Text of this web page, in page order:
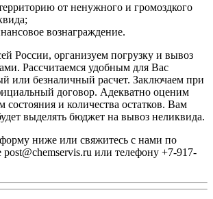
от ненужного и громоздкого
вознаграждение.
России, организуем погрузку и вывоз
Рассчитаемся удобным для Вас
или безналичный расчет. Заключаем при
договор. Адекватно оценим
состояния и количества остатков. Вам
выделять бюджет на вывоз неликвида.
ниже или свяжитесь с нами по
post@chemservis.ru или телефону +7-917-